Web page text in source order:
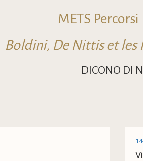
METS
Boldini, De Nittis et les
DICONO DI